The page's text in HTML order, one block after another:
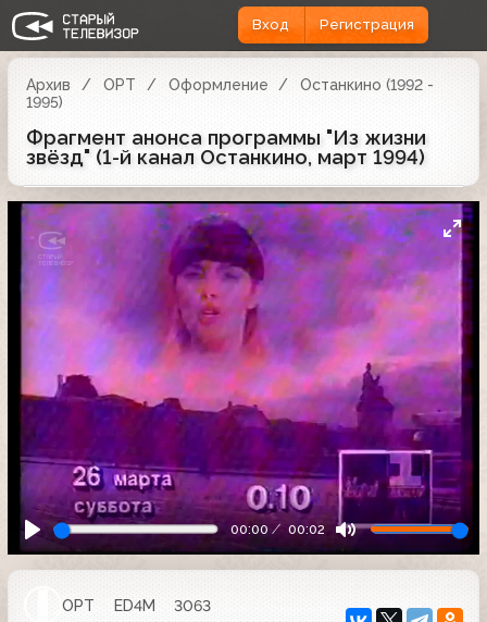
Вход Регистрация
Архив ОРТ Оформление
Останкино (1992 -
1995)
Фрагмент анонса программы "Из жизни
звёзд" (1-й канал Останкино, март 1994)
00:00 00:02
ОРТ ED4M
3063